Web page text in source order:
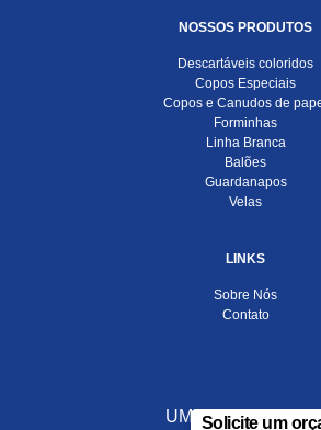
NOSSOS PRODUTOS
Descartáveis coloridos
Copos Especiais
Copos e Canudos de
Forminhas
Linha Branca
Balões
Guardanapos
Velas
LINKS
Sobre Nós
Contato
UMA EMPRESA
Solicite um